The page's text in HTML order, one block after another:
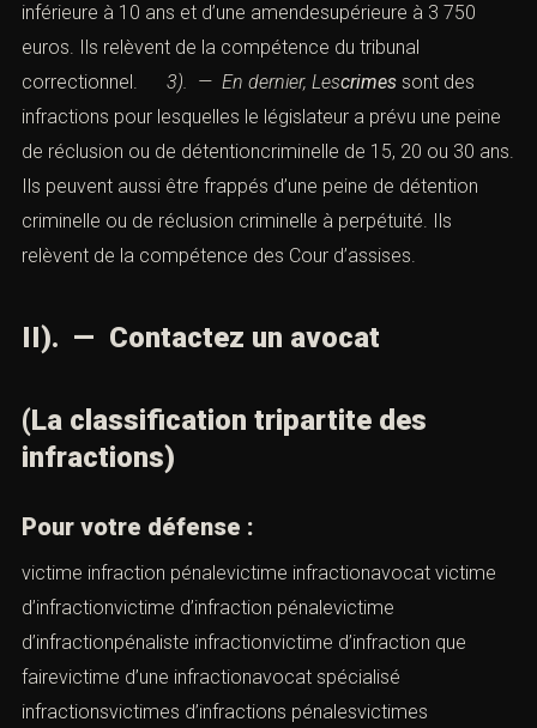
inférieure à 10 ans et d’une amendesupérieure à 3 750
euros. Ils relèvent de la compétence du tribunal
correctionnel.
3). — En dernier, Lescrimes sont des
infractions pour lesquelles le législateur a prévu une peine
de réclusion ou de détentioncriminelle de 15, 20 ou 30 ans.
Ils peuvent aussi être frappés d’une peine de détention
criminelle ou de réclusion criminelle à perpétuité. Ils
relèvent de la compétence des Cour d’assises.
II). — Contactez un avocat
(La classification tripartite des
infractions)
Pour votre défense :
victime infraction pénalevictime infractionavocat victime
d’infractionvictime d’infraction pénalevictime
d’infractionpénaliste infractionvictime d’infraction que
fairevictime d’une infractionavocat spécialisé
infractionsvictimes d’infractions pénalesvictimes